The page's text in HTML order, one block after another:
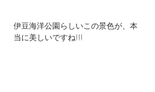
伊豆海洋公園らしいこの景色が、本
当に美しいですね!!!